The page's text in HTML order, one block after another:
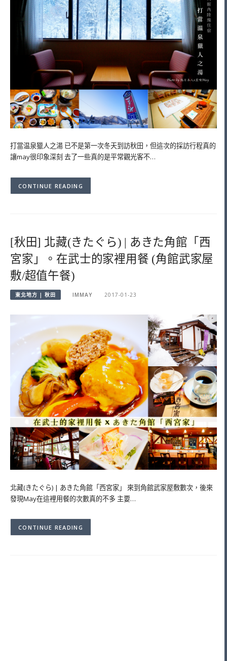
打當温泉獵人之湯 已不是第一次冬天到訪秋田，但這次的採訪行程真的
讓may很印象深刻 去了一些真的是平常觀光客不…
CONTINUE READING
[秋田] 北藏(きたぐら) | あきた角館「西
宮家」。在武士的家裡用餐 (角館武家屋
敷/超值午餐)
東北地方 | 秋田 IMMAY 2017-01-23
北藏(きたぐら) | あきた角館「西宮家」 來到角館武家屋敷數次，後來
發現May在這裡用餐的次數真的不多 主要…
CONTINUE READING